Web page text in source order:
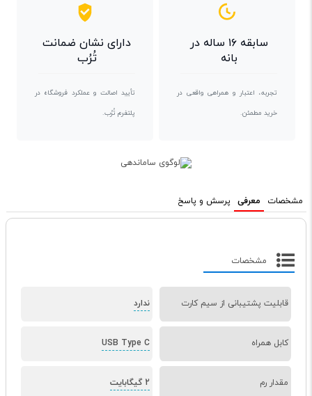
سابقه ۱۶ ساله در
بانه
تجربه، اعتبار و همراهی واقعی در
خرید مطمئن.
دارای نشان ضمانت
تُرُب
تأیید اصالت و عملکرد فروشگاه در
پلتفرم تُرُب.
مشخصات معرفی پرسش و پاسخ
مشخصات
قابلیت پشتیبانی از سیم کارت ندارد
کابل همراه USB Type C
مقدار رم 2 گیگابایت